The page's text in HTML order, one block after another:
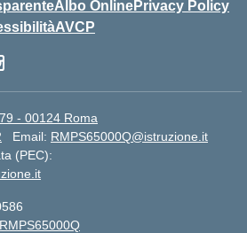
Albo OnlinePrivacy Policy
AVCP
- 00124 Roma
Email: RMPS65000Q@istruzione.it
(PEC):
RMPS65000Q